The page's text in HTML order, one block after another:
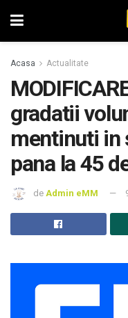
Acasa Actualitate
gradatii
mentinuti in
pana la 45
de Admin eMM